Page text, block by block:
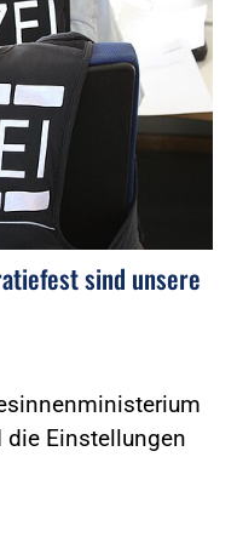
sind unsere
Einstellungen